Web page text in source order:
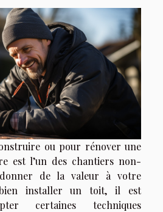
ou pour rénover une
est l’un des chantiers non-
de la valeur à votre
installer un toit, il est
certaines techniques